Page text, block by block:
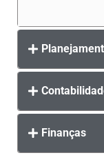
Finanças